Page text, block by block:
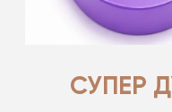
СУПЕР